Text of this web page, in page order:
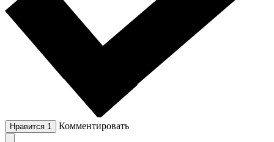
Нравится 1 Комментировать